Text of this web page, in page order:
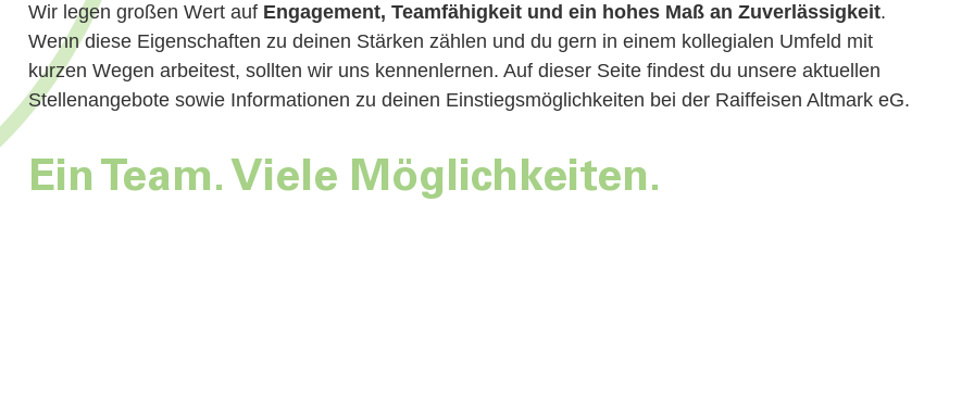
Wir legen großen Wert auf Engagement, Teamfähigkeit und ein hohes Maß an Zuverlässigkeit.
Wenn diese Eigenschaften zu deinen Stärken zählen und du gern in einem kollegialen Umfeld mit
kurzen Wegen arbeitest, sollten wir uns kennenlernen. Auf dieser Seite findest du unsere aktuellen
Stellenangebote sowie Informationen zu deinen Einstiegsmöglichkeiten bei der Raiffeisen Altmark eG.
Ein Team. Viele Möglichkeiten.